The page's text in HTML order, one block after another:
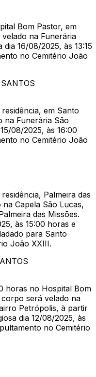
Bom Pastor, em
na Funerária
dia 16/08/2025, às 13:15
no Cemitério João
em Santo
na Funerária São
08/2025, às 16:00
no Cemitério João
Palmeira das
Capela São Lucas,
das Missões.
às 15:00 horas e
para Santo
João XXIII.
horas no Hospital Bom
será velado na
Petrópolis, à partir
dia 12/08/2025, às
no Cemitério